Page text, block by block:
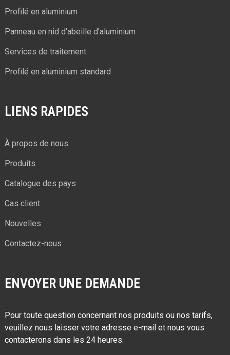
Profilé en aluminium
Panneau en nid d'abeille d'aluminium
Services de traitement
Profilé en aluminium standard
LIENS RAPIDES
À propos de nous
Produits
Catalogue des pays
Cas client
Nouvelles
Contactez-nous
ENVOYER UNE DEMANDE
Pour toute question concernant nos produits ou nos tarifs,
veuillez nous laisser votre adresse e-mail et nous vous
contacterons dans les 24 heures.